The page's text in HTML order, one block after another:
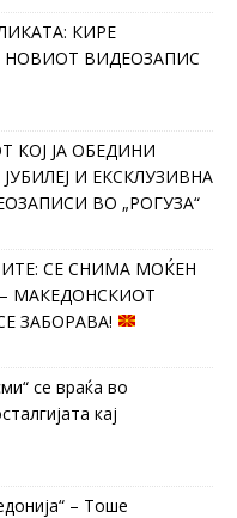
КИРЕ
ВИДЕОЗАПИС
КОЈ ЈА ОБЕДИНИ
И ЕКСКЛУЗИВНА
ВО „РОГУЗА“
СЕ СНИМА МОЌЕН
МАКЕДОНСКИОТ
ЗАБОРАВА!
се враќа во
кај
– Тоше